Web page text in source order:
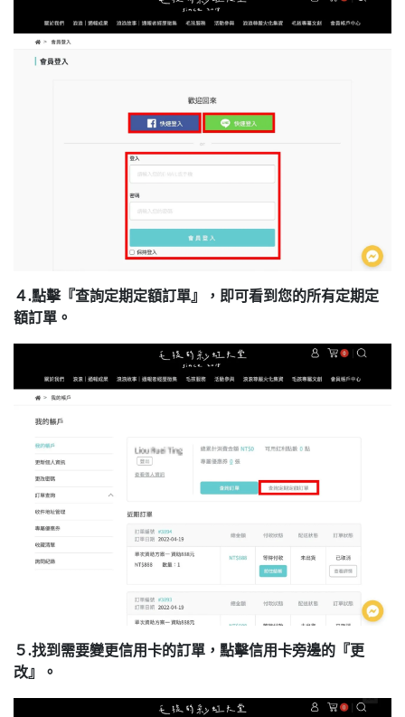
４.點擊『查詢定期定額訂單』，即可看到您的所有定期定
額訂單。
５.找到需要變更信用卡的訂單，點擊信用卡旁邊的『更
改』。